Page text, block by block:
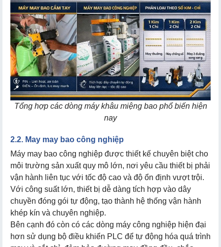
Tổng hợp các dòng máy khâu miệng bao phổ biến hiện
nay
2.2. May may bao công nghiệp
Máy may bao công nghiệp được thiết kế chuyên biệt cho
môi trường sản xuất quy mô lớn, nơi yêu cầu thiết bị phải
vận hành liên tục với tốc độ cao và độ ổn định vượt trội.
Với công suất lớn, thiết bị dễ dàng tích hợp vào dây
chuyền đóng gói tự động, tạo thành hệ thống vận hành
khép kín và chuyên nghiệp.
Bên cạnh đó còn có các dòng máy công nghiệp hiện đại
hơn sử dụng bộ điều khiển PLC để tự động hóa quá trình